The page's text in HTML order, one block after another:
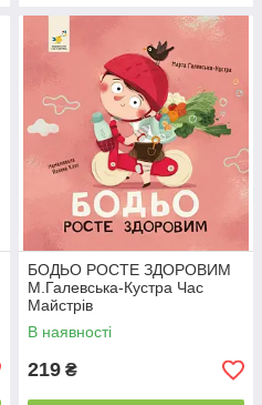
БОДЬО РОСТЕ ЗДОРОВИМ
М.Галевська-Кустра Час
Майстрів
В наявності
219 ₴